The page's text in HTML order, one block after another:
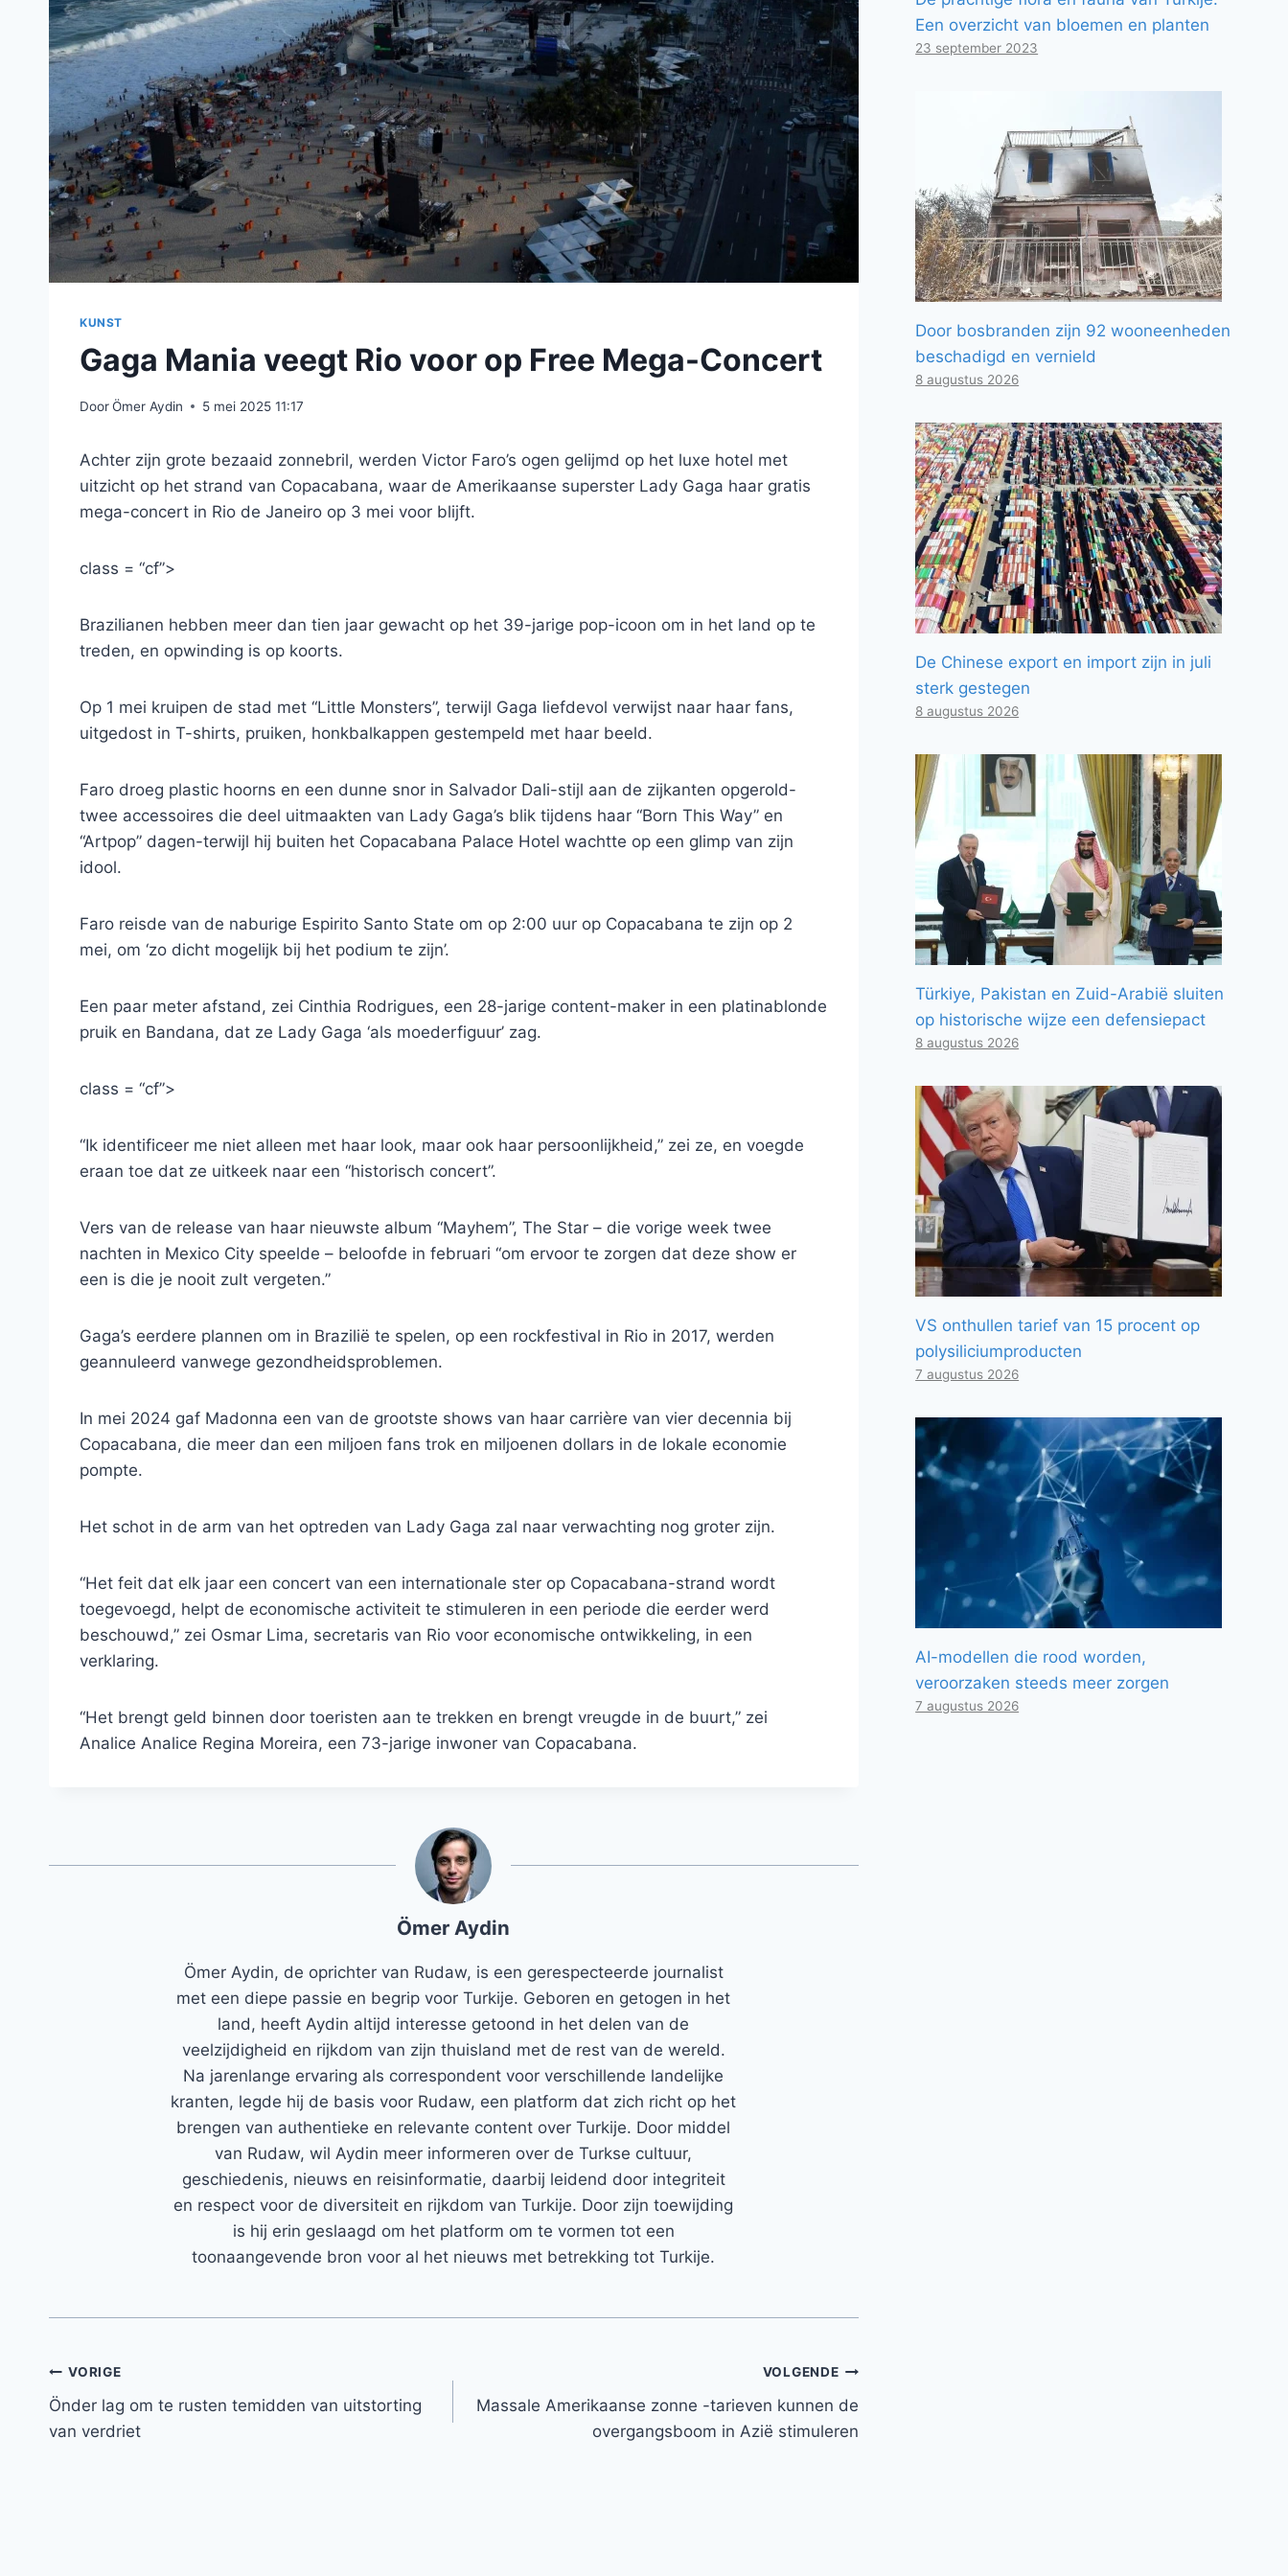
KUNST
Gaga Mania veegt Rio voor op Free Mega-Concert
DoorÖmer Aydin 5 mei 2025 11:17
Achter zijn grote bezaaid zonnebril, werden Victor Faro’s ogen gelijmd op het luxe hotel met
uitzicht op het strand van Copacabana, waar de Amerikaanse superster Lady Gaga haar gratis
mega-concert in Rio de Janeiro op 3 mei voor blijft.
class = “cf”>
Brazilianen hebben meer dan tien jaar gewacht op het 39-jarige pop-icoon om in het land op te
treden, en opwinding is op koorts.
Op 1 mei kruipen de stad met “Little Monsters”, terwijl Gaga liefdevol verwijst naar haar fans,
uitgedost in T-shirts, pruiken, honkbalkappen gestempeld met haar beeld.
Faro droeg plastic hoorns en een dunne snor in Salvador Dali-stijl aan de zijkanten opgerold-
twee accessoires die deel uitmaakten van Lady Gaga’s blik tijdens haar “Born This Way” en
“Artpop” dagen-terwijl hij buiten het Copacabana Palace Hotel wachtte op een glimp van zijn
idool.
Faro reisde van de naburige Espirito Santo State om op 2:00 uur op Copacabana te zijn op 2
mei, om ‘zo dicht mogelijk bij het podium te zijn’.
Een paar meter afstand, zei Cinthia Rodrigues, een 28-jarige content-maker in een platinablonde
pruik en Bandana, dat ze Lady Gaga ‘als moederfiguur’ zag.
class = “cf”>
“Ik identificeer me niet alleen met haar look, maar ook haar persoonlijkheid,” zei ze, en voegde
eraan toe dat ze uitkeek naar een “historisch concert”.
Vers van de release van haar nieuwste album “Mayhem”, The Star – die vorige week twee
nachten in Mexico City speelde – beloofde in februari “om ervoor te zorgen dat deze show er
een is die je nooit zult vergeten.”
Gaga’s eerdere plannen om in Brazilië te spelen, op een rockfestival in Rio in 2017, werden
geannuleerd vanwege gezondheidsproblemen.
In mei 2024 gaf Madonna een van de grootste shows van haar carrière van vier decennia bij
Copacabana, die meer dan een miljoen fans trok en miljoenen dollars in de lokale economie
pompte.
Het schot in de arm van het optreden van Lady Gaga zal naar verwachting nog groter zijn.
“Het feit dat elk jaar een concert van een internationale ster op Copacabana-strand wordt
toegevoegd, helpt de economische activiteit te stimuleren in een periode die eerder werd
beschouwd,” zei Osmar Lima, secretaris van Rio voor economische ontwikkeling, in een
verklaring.
“Het brengt geld binnen door toeristen aan te trekken en brengt vreugde in de buurt,” zei
Analice Analice Regina Moreira, een 73-jarige inwoner van Copacabana.
Ömer Aydin
Ömer Aydin, de oprichter van Rudaw, is een gerespecteerde journalist
met een diepe passie en begrip voor Turkije. Geboren en getogen in het
land, heeft Aydin altijd interesse getoond in het delen van de
veelzijdigheid en rijkdom van zijn thuisland met de rest van de wereld.
Na jarenlange ervaring als correspondent voor verschillende landelijke
kranten, legde hij de basis voor Rudaw, een platform dat zich richt op het
brengen van authentieke en relevante content over Turkije. Door middel
van Rudaw, wil Aydin meer informeren over de Turkse cultuur,
geschiedenis, nieuws en reisinformatie, daarbij leidend door integriteit
en respect voor de diversiteit en rijkdom van Turkije. Door zijn toewijding
is hij erin geslaagd om het platform om te vormen tot een
toonaangevende bron voor al het nieuws met betrekking tot Turkije.
Bericht
navigatie
VORIGE
Önder lag om te rusten temidden van uitstorting
van verdriet
VOLGENDE
Massale Amerikaanse zonne -tarieven kunnen de
overgangsboom in Azië stimuleren
Een overzicht van bloemen en planten
23 september 2023
Door bosbranden zijn 92 wooneenheden
beschadigd en vernield
8 augustus 2026
De Chinese export en import zijn in juli
sterk gestegen
8 augustus 2026
Türkiye, Pakistan en Zuid-Arabië sluiten
op historische wijze een defensiepact
8 augustus 2026
VS onthullen tarief van 15 procent op
polysiliciumproducten
7 augustus 2026
AI-modellen die rood worden,
veroorzaken steeds meer zorgen
7 augustus 2026